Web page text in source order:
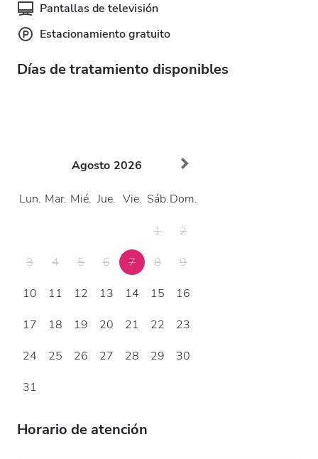
Pantallas de televisión
Estacionamiento gratuito
Días de tratamiento disponibles
Agosto 2026
Lun. Mar. Mié. Jue. Vie. Sáb.Dom.
1
2
3
4 5 6 7 8
9
10
11 12 13 14 15
16
17
18 19 20 21 22
23
24
25 26 27 28 29
30
31
Horario de atención